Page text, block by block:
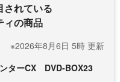
れている
ィの商品
※2026年8月6日 5時 更新
ターCX DVD-BOX23